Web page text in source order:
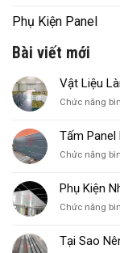
Phụ Kiện Panel
Bài viết mới
Vật Liệu
Chức năng
Tấm Panel
Chức năng
Phụ Kiện
Chức năng
Tại Sao